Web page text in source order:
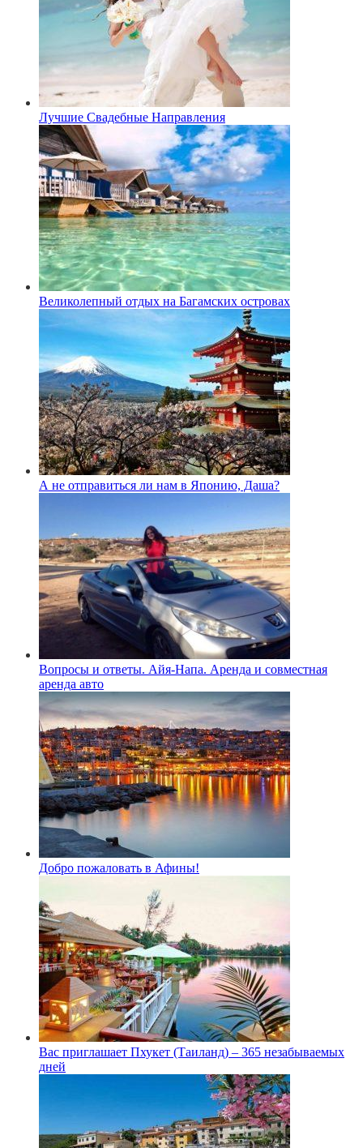
Лучшие Свадебные Направления
Великолепный отдых на Багамских островах
А не отправиться ли нам в Японию, Даша?
Вопросы и ответы. Айя-Напа. Аренда и совместная
аренда авто
Добро пожаловать в Афины!
Вас приглашает Пхукет (Таиланд) – 365 незабываемых
дней